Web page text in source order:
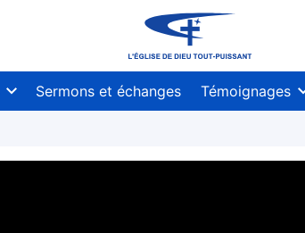
Sermons et échanges Témoignages